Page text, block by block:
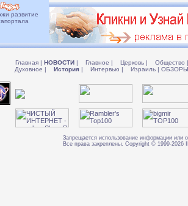
развитие
Главная | НОВОСТИ | Главное | Церковь | Общество |
Духовное | История | Интервью | Израиль |
Запрещается использование информации или
Все права закреплены. Copyright © 1999-